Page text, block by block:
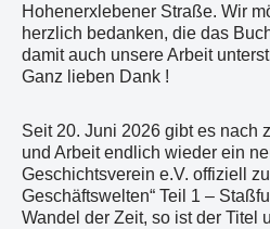
Hohenerxlebener Straße. Wir
herzlich bedanken, die das
damit auch unsere Arbeit
Ganz lieben Dank !
Seit 20. Juni 2026 gibt es nach
und Arbeit endlich wieder ein
Geschichtsverein e.V. offiziell
Geschäftswelten“ Teil 1 –
Wandel der Zeit, so ist der Titel